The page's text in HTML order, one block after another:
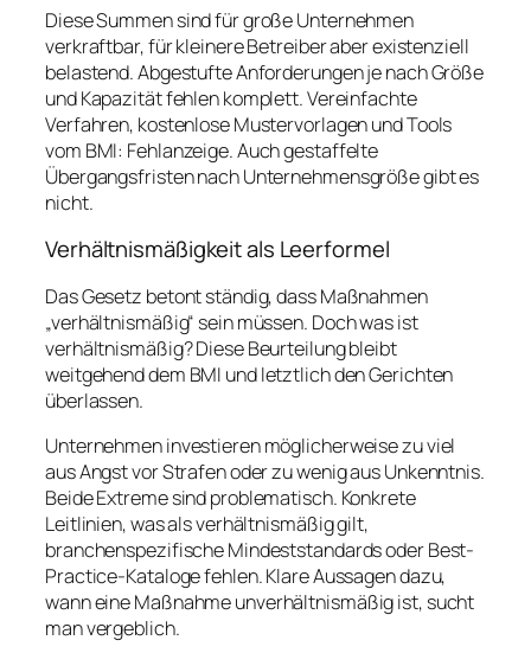
Diese Summen sind für große Unternehmen
verkraftbar, für kleinere Betreiber aber existenziell
belastend. Abgestufte Anforderungen je nach Größe
und Kapazität fehlen komplett. Vereinfachte
Verfahren, kostenlose Mustervorlagen und Tools
vom BMI: Fehlanzeige. Auch gestaffelte
Übergangsfristen nach Unternehmensgröße gibt es
nicht.
Verhältnismäßigkeit als Leerformel
Das Gesetz betont ständig, dass Maßnahmen
„verhältnismäßig“ sein müssen. Doch was ist
verhältnismäßig? Diese Beurteilung bleibt
weitgehend dem BMI und letztlich den Gerichten
überlassen.
Unternehmen investieren möglicherweise zu viel
aus Angst vor Strafen oder zu wenig aus Unkenntnis.
Beide Extreme sind problematisch. Konkrete
Leitlinien, was als verhältnismäßig gilt,
branchenspezifische Mindeststandards oder Best-
Practice-Kataloge fehlen. Klare Aussagen dazu,
wann eine Maßnahme unverhältnismäßig ist, sucht
man vergeblich.